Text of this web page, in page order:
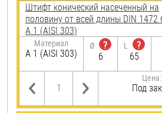
Штифт конический насеченный на
половину от всей длины DIN
А 1 (AISI 303)
Материал
А 1 (AISI 303)
Ø
?
6
L
?
65
Цена:
Под